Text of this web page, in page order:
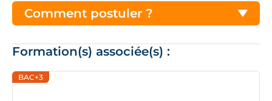
Comment postuler ?
Formation(s) associée(s) :
BAC+3